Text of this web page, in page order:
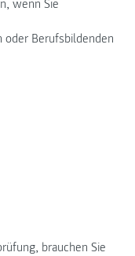
wenn Sie
oder Berufsbildenden
brauchen Sie